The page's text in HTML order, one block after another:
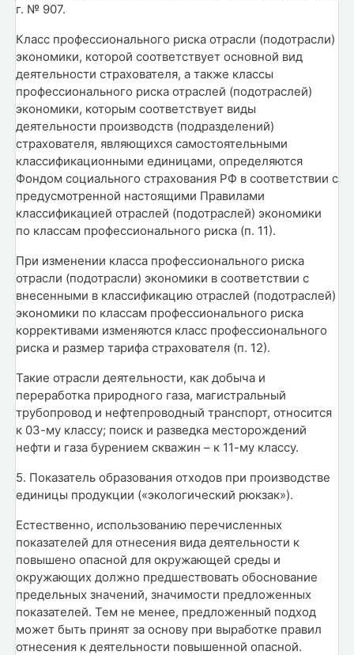
г. № 907.
Класс профессионального риска отрасли (подотрасли)
экономики, которой соответствует основной вид
деятельности страхователя, а также классы
профессионального риска отраслей (подотраслей)
экономики, которым соответствует виды
деятельности производств (подразделений)
страхователя, являющихся самостоятельными
классификационными единицами, определяются
Фондом социального страхования РФ в соответствии с
предусмотренной настоящими Правилами
классификацией отраслей (подотраслей) экономики
по классам профессионального риска (п. 11).
При изменении класса профессионального риска
отрасли (подотрасли) экономики в соответствии с
внесенными в классификацию отраслей (подотраслей)
экономики по классам профессионального риска
коррективами изменяются класс профессионального
риска и размер тарифа страхователя (п. 12).
Такие отрасли деятельности, как добыча и
переработка природного газа, магистральный
трубопровод и нефтепроводный транспорт, относится
к 03-му классу; поиск и разведка месторождений
нефти и газа бурением скважин – к 11-му классу.
5. Показатель образования отходов при производстве
единицы продукции («экологический рюкзак»).
Естественно, использованию перечисленных
показателей для отнесения вида деятельности к
повышено опасной для окружающей среды и
окружающих должно предшествовать обоснование
предельных значений, значимости предложенных
показателей. Тем не менее, предложенный подход
может быть принят за основу при выработке правил
отнесения к деятельности повышенной опасной.